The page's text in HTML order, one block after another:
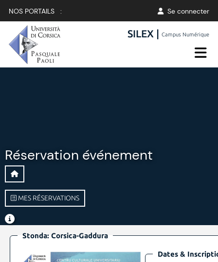
NOS PORTAILS : Se connecter
SILEX |Campus Numérique
Réservation événement
MES RÉSERVATIONS
Stonda: Corsica-Gaddura
Dates &